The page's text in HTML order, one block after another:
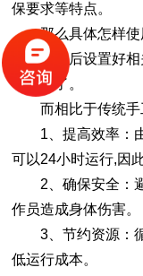
保要求等特点。
那么具体怎样使用
指定位置后设置好
守操作了。
而相比于传统手
1、提高效率：由
可以24小时运行,因
2、确保安全：避
作员造成身体伤害。
3、节约资源：循
低运行成本。